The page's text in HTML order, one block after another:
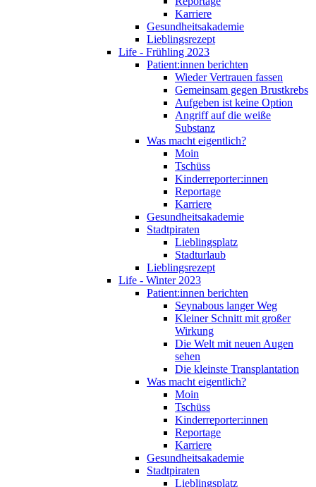
Karriere
Gesundheitsakademie
Lieblingsrezept
Life - Frühling 2023
Patient:innen berichten
Wieder Vertrauen fassen
Gemeinsam gegen Brustkrebs
Aufgeben ist keine Option
Angriff auf die weiße
Substanz
Was macht eigentlich?
Moin
Tschüss
Kinderreporter:innen
Reportage
Karriere
Gesundheitsakademie
Stadtpiraten
Lieblingsplatz
Stadturlaub
Lieblingsrezept
Life - Winter 2023
Patient:innen berichten
Seynabous langer Weg
Kleiner Schnitt mit großer
Wirkung
Die Welt mit neuen Augen
sehen
Die kleinste Transplantation
Was macht eigentlich?
Moin
Tschüss
Kinderreporter:innen
Reportage
Karriere
Gesundheitsakademie
Stadtpiraten
Lieblingsplatz